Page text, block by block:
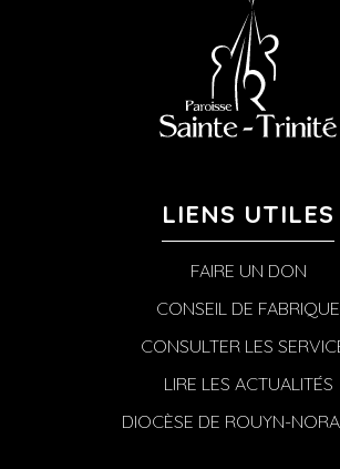
LIENS UTILES
FAIRE UN DON
CONSEIL DE FABRIQUE
CONSULTER LES
LIRE LES ACTUALITÉS
DIOCÈSE DE ROUYN-